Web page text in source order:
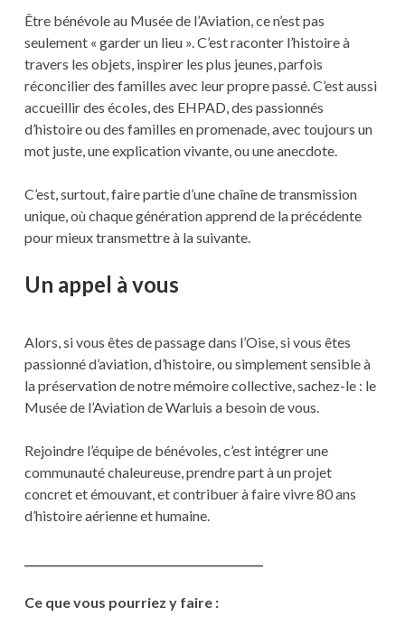
Être bénévole au Musée de l’Aviation, ce n’est pas
seulement « garder un lieu ». C’est raconter l’histoire à
travers les objets, inspirer les plus jeunes, parfois
réconcilier des familles avec leur propre passé. C’est aussi
accueillir des écoles, des EHPAD, des passionnés
d’histoire ou des familles en promenade, avec toujours un
mot juste, une explication vivante, ou une anecdote.
C’est, surtout, faire partie d’une chaîne de transmission
unique, où chaque génération apprend de la précédente
pour mieux transmettre à la suivante.
Un appel à vous
Alors, si vous êtes de passage dans l’Oise, si vous êtes
passionné d’aviation, d’histoire, ou simplement sensible à
la préservation de notre mémoire collective, sachez-le : le
Musée de l’Aviation de Warluis a besoin de vous.
Rejoindre l’équipe de bénévoles, c’est intégrer une
communauté chaleureuse, prendre part à un projet
concret et émouvant, et contribuer à faire vivre 80 ans
d’histoire aérienne et humaine.
Ce que vous pourriez y faire :